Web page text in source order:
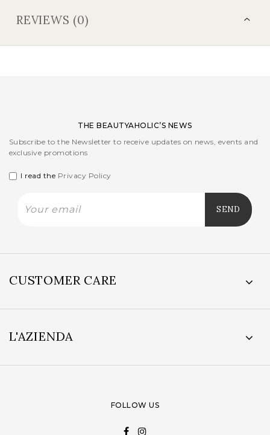
REVIEWS (0)
THE BEAUTYAHOLIC’S NEWS
Subscribe to the Newsletter to receive updates on news, events and
exclusive promotions
I read the Privacy Policy
CUSTOMER CARE
L'AZIENDA
FOLLOW US